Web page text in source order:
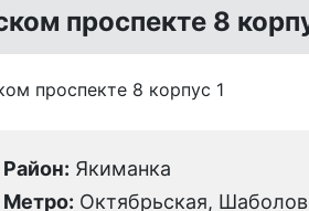
проспекте 8
проспекте 8 корпус 1
Район: Якиманка
Метро: Октябрьская,